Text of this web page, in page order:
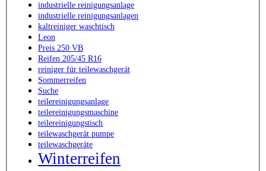
industrielle reinigungsanlage
industrielle reinigungsanlagen
kaltreiniger waschtisch
Leon
Preis 250 VB
Reifen 205/45 R16
reiniger für teilewaschgerät
Sommerreifen
Suche
teilereinigungsanlage
teilereinigungsmaschine
teilereinigungstisch
teilewaschgerät pumpe
teilewaschgeräte
Winterreifen